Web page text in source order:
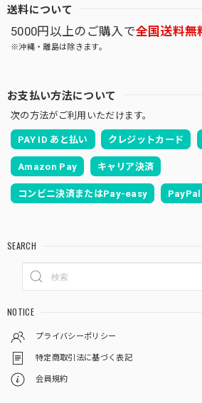
送料について
5000円以上のご購入で全国送料無
※沖縄・離島は除きます。
お支払い方法について
次の方法がご利用いただけます。
PAY ID あと払い クレジットカード
Amazon Pay キャリア決済
コンビニ決済またはPay-easy PayPal
SEARCH
NOTICE
プライバシーポリシー
特定商取引法に基づく表記
会員規約